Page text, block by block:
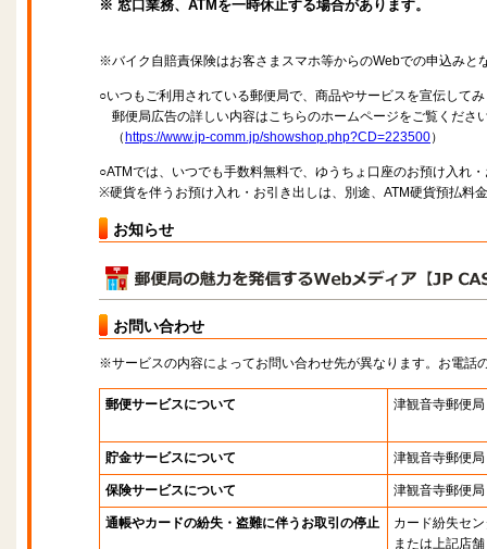
※ 窓口業務、ATMを一時休止する場合があります。
※バイク自賠責保険はお客さまスマホ等からのWebでの申込みと
○いつもご利用されている郵便局で、商品やサービスを宣伝して
郵便局広告の詳しい内容はこちらのホームページをご覧くださ
（ https://www.jp-comm.jp/showshop.php?CD=223500）
○ATMでは、いつでも手数料無料で、ゆうちょ口座のお預け入れ
※硬貨を伴うお預け入れ・お引き出しは、別途、ATM硬貨預払料
お知らせ
お問い合わせ
※サービスの内容によってお問い合わせ先が異なります。お電話
郵便サービスについて 津観音寺郵便局
貯金サービスについて 津観音寺郵便局
保険サービスについて 津観音寺郵便局
通帳やカードの紛失・盗難に伴うお取引の停止
カード紛失セ
または上記店舗